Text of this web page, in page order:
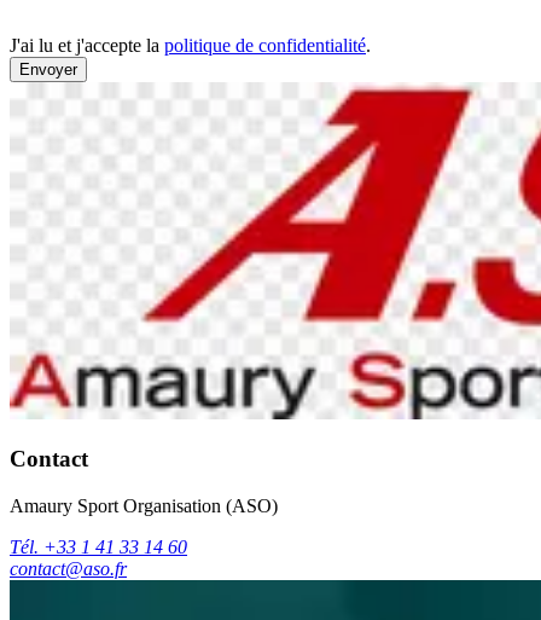
J'ai lu et j'accepte la politique de confidentialité.
Envoyer
Contact
Amaury Sport Organisation (ASO)
Tél. +33 1 41 33 14 60
contact@aso.fr